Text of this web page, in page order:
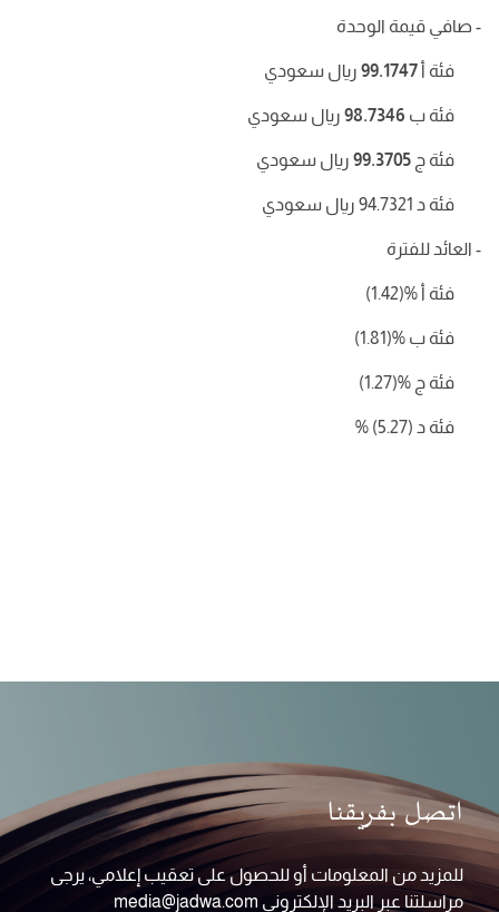
- صافي قيمة الوحدة
فئة أ99.1747 ريال سعودي
فئة ب 98.7346 ريال سعودي
فئة ج 99.3705 ريال سعودي
فئة د 94.7321 ريال سعودي
- العائد للفترة
فئة أ%
(1.42)
فئة ب %
(1.81)
فئة ج %
(1.27)
فئة د (5.27) %
اتصل بفريقنا
للمزيد من المعلومات أو للحصول على تعقيب إعلامي، يرجى
مراسلتنا عبر البريد الإلكتروني media@jadwa.com